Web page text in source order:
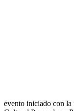
evento iniciado con la